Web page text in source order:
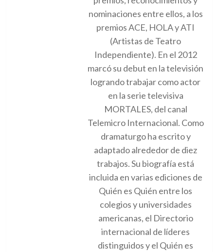
nominaciones entre ellos, a los
premios ACE, HOLA y ATI
(Artistas de Teatro
Independiente). En el 2012
marcó su debut en la televisión
logrando trabajar como actor
en la serie televisiva
MORTALES, del canal
Telemicro Internacional. Como
dramaturgo ha escrito y
adaptado alrededor de diez
trabajos. Su biografía está
incluida en varias ediciones de
Quién es Quién entre los
colegios y universidades
americanas, el Directorio
internacional de líderes
distinguidos y el Quién es